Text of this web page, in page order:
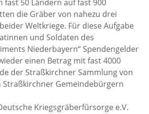
fast 50 Ländern auf fast 900
die Gräber von nahezu drei
Weltkriege. Für diese Aufgabe
und Soldaten des
Niederbayern“ Spendengelder
einen Betrag mit fast 4000
der Straßkirchner Sammlung von
Straßkirchner Gemeindebürgern
Kriegsgräberfürsorge e.V.